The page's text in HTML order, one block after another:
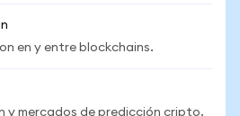
en y entre blockchains.
y mercados de predicción cripto.